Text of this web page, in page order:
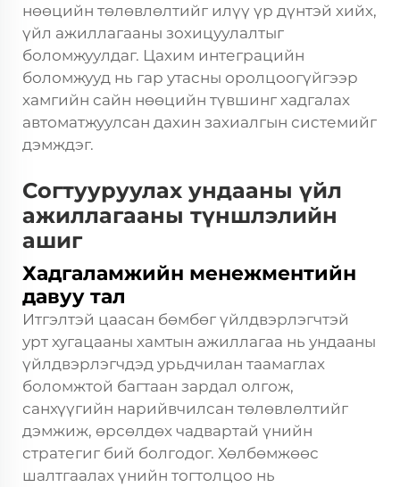
нөөцийн төлөвлөлтийг илүү үр дүнтэй хийх,
үйл ажиллагааны зохицуулалтыг
боломжуулдаг. Цахим интеграцийн
боломжууд нь гар утасны оролцоогүйгээр
хамгийн сайн нөөцийн түвшинг хадгалах
автоматжуулсан дахин захиалгын системийг
дэмждэг.
Согтууруулах ундааны үйл
ажиллагааны түншлэлийн
ашиг
Хадгаламжийн менежментийн
давуу тал
Итгэлтэй цаасан бөмбөг үйлдвэрлэгчтэй
урт хугацааны хамтын ажиллагаа нь ундааны
үйлдвэрлэгчдэд урьдчилан таамаглах
боломжтой багтаан зардал олгож,
санхүүгийн нарийвчилсан төлөвлөлтийг
дэмжиж, өрсөлдөх чадвартай үнийн
стратегиг бий болгодог. Хөлбөмжөөс
шалтгаалах үнийн тогтолцоо нь